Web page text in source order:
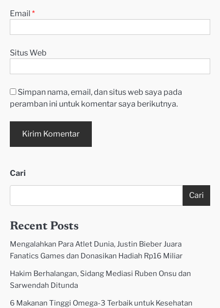
Email *
Situs Web
Simpan nama, email, dan situs web saya pada
peramban ini untuk komentar saya berikutnya.
Cari
Cari
Recent Posts
Mengalahkan Para Atlet Dunia, Justin Bieber Juara
Fanatics Games dan Donasikan Hadiah Rp16 Miliar
Hakim Berhalangan, Sidang Mediasi Ruben Onsu dan
Sarwendah Ditunda
6 Makanan Tinggi Omega-3 Terbaik untuk Kesehatan